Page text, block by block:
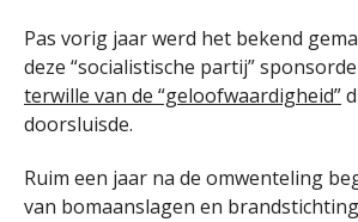
Pas vorig jaar werd het bekend
deze “socialistische partij”
terwille van de “geloofwaardigheid”
doorsluisde.
Ruim een jaar na de omwenteling
van bomaanslagen en